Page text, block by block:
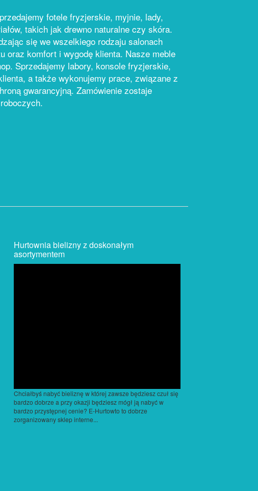
fotele fryzjerskie, myjnie, lady,
takich jak drewno naturalne czy skóra.
się we wszelkiego rodzaju salonach
oraz komfort i wygodę klienta. Nasze meble
Sprzedajemy labory, konsole fryzjerskie,
a także wykonujemy prace, związane z
gwarancyjną. Zamówienie zostaje
Hurtownia bielizny z doskonałym
asortymentem
Chciałbyś nabyć bieliznę w której zawsze będziesz czuł się
bardzo dobrze a przy okazji będziesz mógł ją nabyć w
bardzo przystępnej cenie? E-Hurtowto to dobrze
zorganizowany sklep interne...